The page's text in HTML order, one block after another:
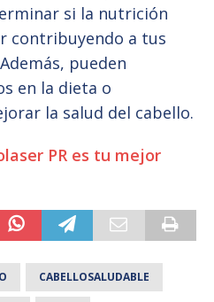
si la nutrición
contribuyendo a tus
pueden
en la dieta o
la salud del cabello.
PR es tu mejor
CABELLOSALUDABLE